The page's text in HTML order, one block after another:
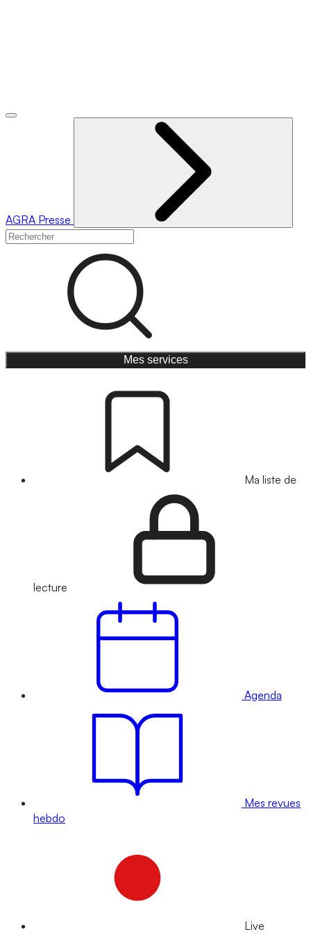
AGRA Presse
Mes services
Ma liste de
lecture
Agenda
Mes revues
hebdo
Live